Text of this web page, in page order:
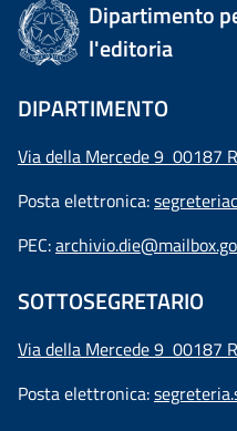
Dipartimento
l'editoria
DIPARTIMENTO
Via della Mercede 9 00187
Posta elettronica:
PEC:
SOTTOSEGRETARIO
Via della Mercede 9 00187
Posta elettronica: